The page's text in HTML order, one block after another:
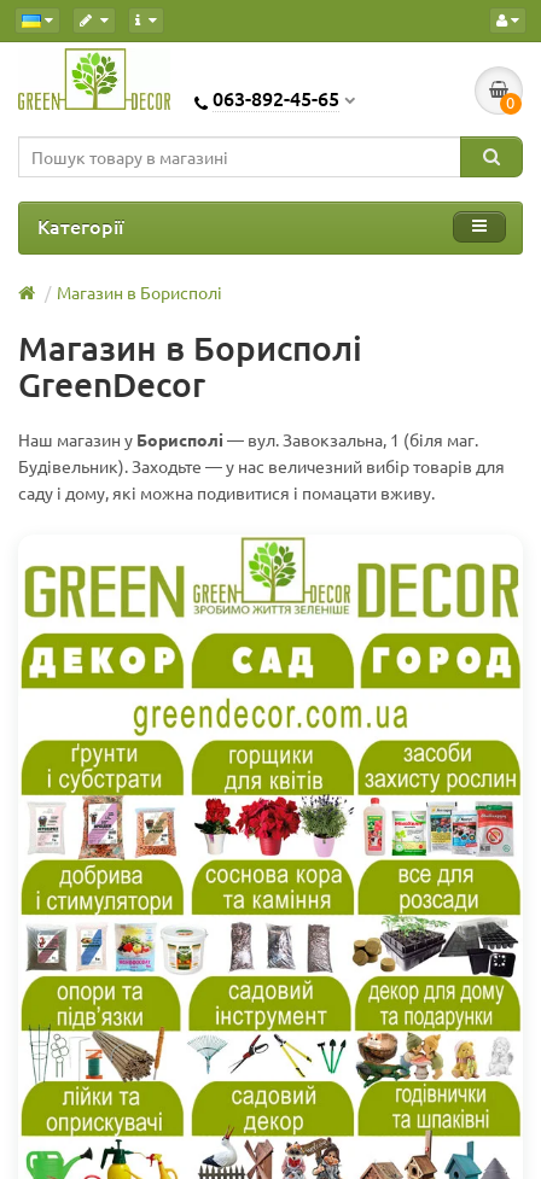
063-892-45-65 0
Категорії
Магазин в Борисполі
Магазин в Борисполі
GreenDecor
Наш магазин у Борисполі — вул. Завокзальна, 1 (біля маг.
Будівельник). Заходьте — у нас величезний вибір товарів для
саду і дому, які можна подивитися і помацати вживу.